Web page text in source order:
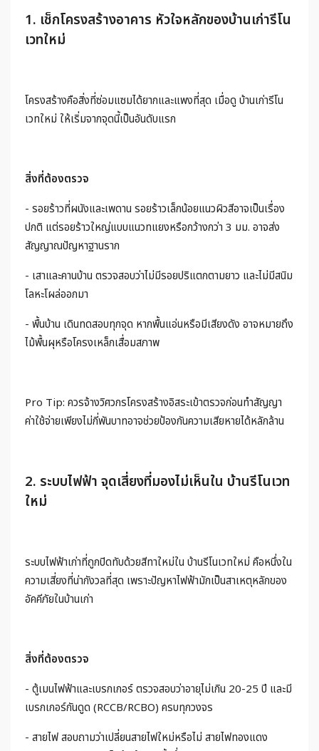
1. เช็กโครงสร้างอาคาร หัวใจหลักของบ้านเก่ารีโน
เวทใหม่
โครงสร้างคือสิ่งที่ซ่อมแซมได้ยากและแพงที่สุด เมื่อดู บ้านเก่ารีโน
เวทใหม่ ให้เริ่มจากจุดนี้เป็นอันดับแรก
สิ่งที่ต้องตรวจ
- รอยร้าวที่ผนังและเพดาน รอยร้าวเล็กน้อยแนวผิวสีอาจเป็นเรื่อง
ปกติ แต่รอยร้าวใหญ่แบบแนวทแยงหรือกว้างกว่า 3 มม. อาจส่ง
สัญญาณปัญหาฐานราก
- เสาและคานบ้าน ตรวจสอบว่าไม่มีรอยปริแตกตามยาว และไม่มีสนิม
โลหะโผล่ออกมา
- พื้นบ้าน เดินทดสอบทุกจุด หากพื้นแอ่นหรือมีเสียงดัง อาจหมายถึง
ไม้พื้นผุหรือโครงเหล็กเสื่อมสภาพ
Pro Tip: ควรจ้างวิศวกรโครงสร้างอิสระเข้าตรวจก่อนทำสัญญา
ค่าใช้จ่ายเพียงไม่กี่พันบาทอาจช่วยป้องกันความเสียหายได้หลักล้าน
2. ระบบไฟฟ้า จุดเสี่ยงที่มองไม่เห็นใน บ้านรีโนเวท
ใหม่
ระบบไฟฟ้าเก่าที่ถูกปิดทับด้วยสีทาใหม่ใน บ้านรีโนเวทใหม่ คือหนึ่งใน
ความเสี่ยงที่น่ากังวลที่สุด เพราะปัญหาไฟฟ้ามักเป็นสาเหตุหลักของ
อัคคีภัยในบ้านเก่า
สิ่งที่ต้องตรวจ
- ตู้เมนไฟฟ้าและเบรกเกอร์ ตรวจสอบว่าอายุไม่เกิน 20-25 ปี และมี
เบรกเกอร์กันดูด (RCCB/RCBO) ครบทุกวงจร
- สายไฟ สอบถามว่าเปลี่ยนสายไฟใหม่หรือไม่ สายไฟทองแดง